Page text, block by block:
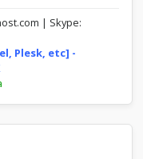
| Skype:
Plesk, etc] -